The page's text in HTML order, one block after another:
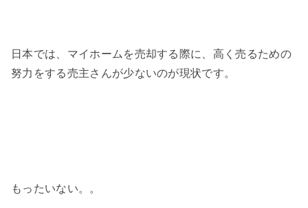
日本では、マイホームを売却する際に、高く売るための
努力をする売主さんが少ないのが現状です。
もったいない。。